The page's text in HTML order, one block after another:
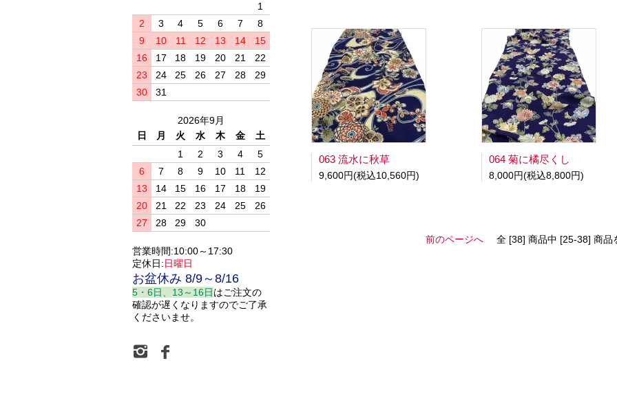
063 流水に秋草
9,600円(税込10,560円)
064 菊に橘尽くし
8,000円(税込8,800円)
前のページへ 全 [38] 商品中 [25-38] 商品
1
2
3 4 5 6 7
8
9
10 11 12 13 14
15
16
17 18 19 20 21
22
23
24 25 26 27 28
29
30
31
2026年9月
日
月 火 水 木 金
土
1
2 3 4
5
6
7 8 9 10 11
12
13
14 15 16 17 18
19
20
21 22 23 24 25
26
27
28 29 30
営業時間:10:00～17:30
定休日:日曜日
お盆休み 8/9～8/16
5・6日、13～16日はご注文の
確認が遅くなりますのでご了承
くださいませ。